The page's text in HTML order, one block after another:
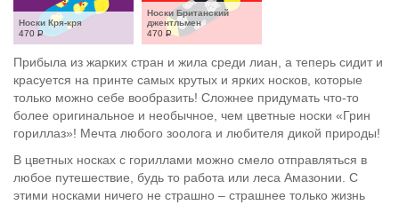
Носки Кря-кря
470 Р
Носки Британский
джентльмен
470 Р
Прибыла из жарких стран и жила среди лиан, а теперь сидит и
красуется на принте самых крутых и ярких носков, которые
только можно себе вообразить! Сложнее придумать что-то
более оригинальное и необычное, чем цветные носки «Грин
гориллаз»! Мечта любого зоолога и любителя дикой природы!
В цветных носках с гориллами можно смело отправляться в
любое путешествие, будь то работа или леса Амазонии. С
этими носками ничего не страшно – страшнее только жизнь